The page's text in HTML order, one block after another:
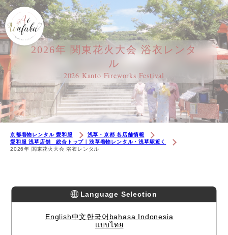
2026年 関東花火大会 浴衣レンタ
ル
2026 Kanto Fireworks Festival
京都着物レンタル 愛和服
浅草・京都 各店舗情報
愛和服 浅草店舗 総合トップ｜浅草着物レンタル・浅草駅近く
2026年 関東花火大会 浴衣レンタル
Language Selection
English中文한국어 bahasa Indonesia
แบบไทย